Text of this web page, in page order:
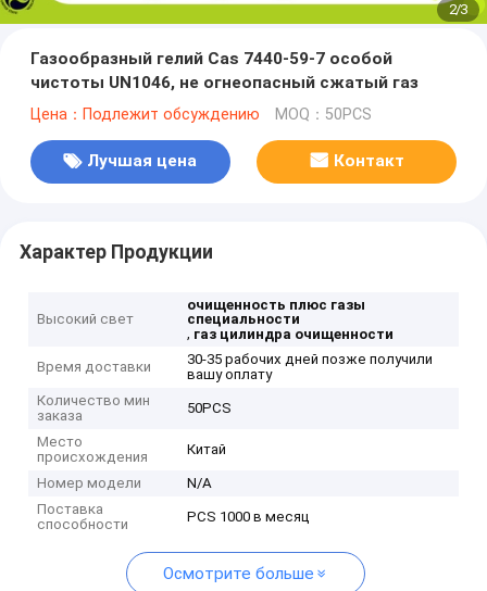
2/3
Газообразный гелий Cas 7440-59-7 особой
чистоты UN1046, не огнеопасный сжатый газ
Цена：Подлежит обсуждению MOQ：50PCS
Лучшая цена Контакт
Характер Продукции
Высокий свет
очищенность плюс газы
специальности
, газ цилиндра очищенности
Время доставки
30-35 рабочих дней позже получили
вашу оплату
Количество мин
заказа
50PCS
Место
происхождения
Китай
Номер модели
N/A
Поставка
способности
PCS 1000 в месяц
Осмотрите больше